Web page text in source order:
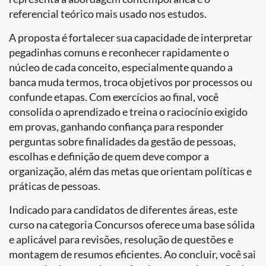
referencial teórico mais usado nos estudos.
A proposta é fortalecer sua capacidade de interpretar
pegadinhas comuns e reconhecer rapidamente o
núcleo de cada conceito, especialmente quando a
banca muda termos, troca objetivos por processos ou
confunde etapas. Com exercícios ao final, você
consolida o aprendizado e treina o raciocínio exigido
em provas, ganhando confiança para responder
perguntas sobre finalidades da gestão de pessoas,
escolhas e definição de quem deve compor a
organização, além das metas que orientam políticas e
práticas de pessoas.
Indicado para candidatos de diferentes áreas, este
curso na categoria Concursos oferece uma base sólida
e aplicável para revisões, resolução de questões e
montagem de resumos eficientes. Ao concluir, você sai